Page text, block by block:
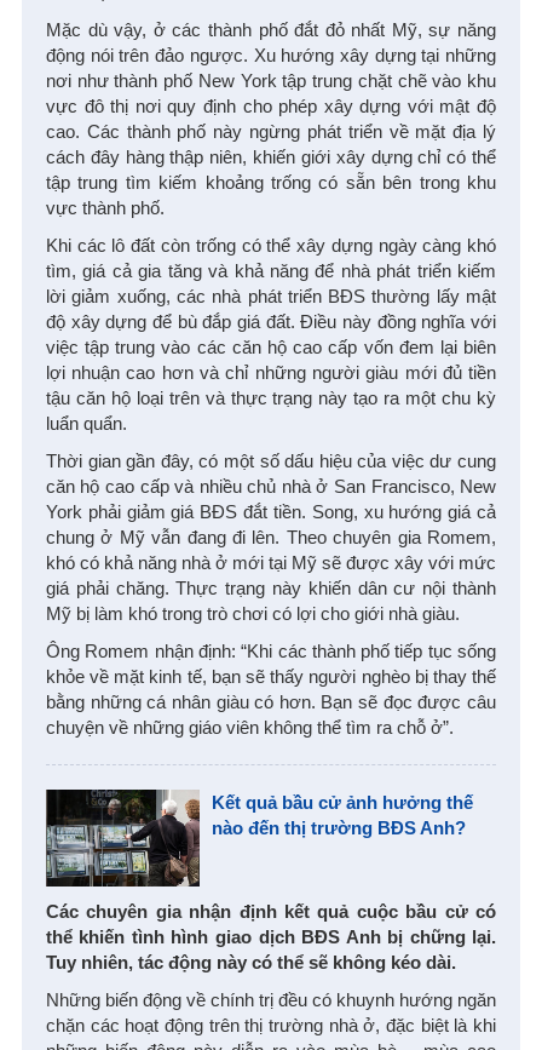
Mặc dù vậy, ở các thành phố đắt đỏ nhất Mỹ, sự năng
động nói trên đảo ngược. Xu hướng xây dựng tại những
nơi như thành phố New York tập trung chặt chẽ vào khu
vực đô thị nơi quy định cho phép xây dựng với mật độ
cao. Các thành phố này ngừng phát triển về mặt địa lý
cách đây hàng thập niên, khiến giới xây dựng chỉ có thể
tập trung tìm kiếm khoảng trống có sẵn bên trong khu
vực thành phố.
Khi các lô đất còn trống có thể xây dựng ngày càng khó
tìm, giá cả gia tăng và khả năng để nhà phát triển kiếm
lời giảm xuống, các nhà phát triển BĐS thường lấy mật
độ xây dựng để bù đắp giá đất. Điều này đồng nghĩa với
việc tập trung vào các căn hộ cao cấp vốn đem lại biên
lợi nhuận cao hơn và chỉ những người giàu mới đủ tiền
tậu căn hộ loại trên và thực trạng này tạo ra một chu kỳ
luẩn quẩn.
Thời gian gần đây, có một số dấu hiệu của việc dư cung
căn hộ cao cấp và nhiều chủ nhà ở San Francisco, New
York phải giảm giá BĐS đắt tiền. Song, xu hướng giá cả
chung ở Mỹ vẫn đang đi lên. Theo chuyên gia Romem,
khó có khả năng nhà ở mới tại Mỹ sẽ được xây với mức
giá phải chăng. Thực trạng này khiến dân cư nội thành
Mỹ bị làm khó trong trò chơi có lợi cho giới nhà giàu.
Ông Romem nhận định: “Khi các thành phố tiếp tục sống
khỏe về mặt kinh tế, bạn sẽ thấy người nghèo bị thay thế
bằng những cá nhân giàu có hơn. Bạn sẽ đọc được câu
chuyện về những giáo viên không thể tìm ra chỗ ở”.
Kết quả bầu cử ảnh hưởng thế
nào đến thị trường BĐS Anh?
Các chuyên gia nhận định kết quả cuộc bầu cử có
thể khiến tình hình giao dịch BĐS Anh bị chững lại.
Tuy nhiên, tác động này có thể sẽ không kéo dài.
Những biến động về chính trị đều có khuynh hướng ngăn
chặn các hoạt động trên thị trường nhà ở, đặc biệt là khi